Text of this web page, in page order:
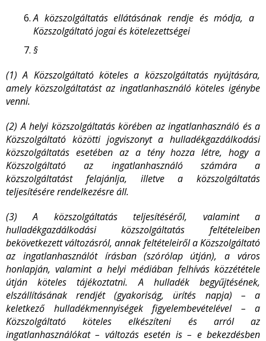
A közszolgáltatás ellátásának rendje és módja, a
Közszolgáltató jogai és kötelezettségei
§
(1) A Közszolgáltató köteles a közszolgáltatás nyújtására,
amely közszolgáltatást az ingatlanhasználó köteles igénybe
venni.
(2) A helyi közszolgáltatás körében az ingatlanhasználó és a
Közszolgáltató közötti jogviszonyt a hulladékgazdálkodási
közszolgáltatás esetében az a tény hozza létre, hogy a
Közszolgáltató az ingatlanhasználó számára a
közszolgáltatást felajánlja, illetve a közszolgáltatás
teljesítésére rendelkezésre áll.
(3) A közszolgáltatás teljesítéséről, valamint a
hulladékgazdálkodási közszolgáltatás feltételeiben
bekövetkezett változásról, annak feltételeiről a Közszolgáltató
az ingatlanhasználót írásban (szórólap útján), a város
honlapján, valamint a helyi médiában felhívás közzététele
útján köteles tájékoztatni. A hulladék begyűjtésének,
elszállításának rendjét (gyakoriság, ürítés napja) – a
keletkező hulladékmennyiségek figyelembevételével – a
Közszolgáltató köteles elkészíteni és arról az
ingatlanhasználókat – változás esetén is – e bekezdésben